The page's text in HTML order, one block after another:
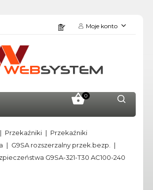
Moje konto
0
Przekaźniki
Przekaźniki
G9SA rozszerzalny przek.bezp.
G9SA-321-T30 AC100-240